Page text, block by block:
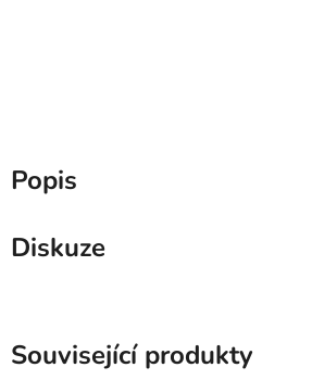
Popis
Diskuze
Související produkty